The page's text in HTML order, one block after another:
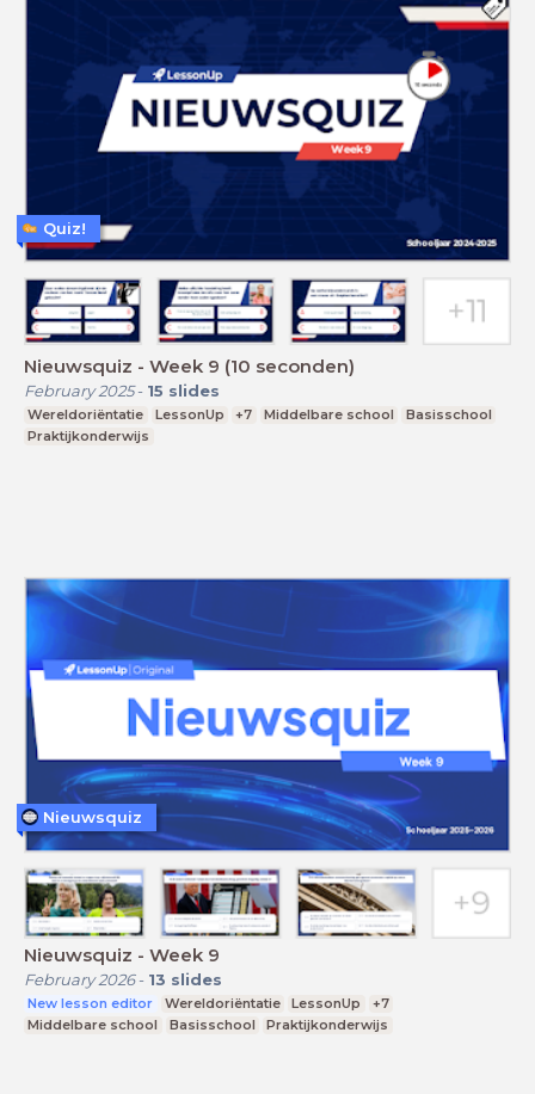
Nieuwsquiz - Week 9 (10 seconden)
February 2025- 15 slides
Wereldoriëntatie LessonUp +7 Middelbare school
Basisschool
Praktijkonderwijs
Quiz!
Nieuwsquiz - Week 9
February 2026- 13 slides
New lesson editor Wereldoriëntatie LessonUp
+7
Middelbare school
Basisschool Praktijkonderwijs
Nieuwsquiz